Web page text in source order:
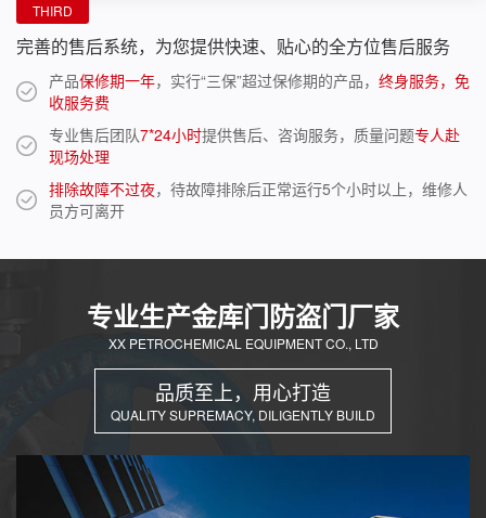
THIRD
完善的售后系统，为您提供快速、贴心的全方位售后服务
产品保修期一年，实行“三保”超过保修期的产品， 终身服务，免
收服务费
专业售后团队7*24小时提供售后、咨询服务，质量问题专人赴
现场处理
排除故障不过夜，待故障排除后正常运行5个小时以上，维修人
员方可离开
专业生产金库门防盗门厂家
XX PETROCHEMICAL EQUIPMENT CO., LTD
品质至上，用心打造
QUALITY SUPREMACY, DILIGENTLY BUILD